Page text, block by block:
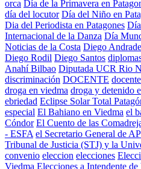
orca Día de la Primavera en
día del locutor Día del Niño en
Dia del Periodista en Patagones
Internacional de la Danza Día
Noticias de la Costa Diego Andrade
Diego Rodil Diego Santos
Anahí Bilbao Diputada UCR Rio
discriminación DOCENTE
droga en viedma droga y detenido
ebriedad Eclipse Solar Total
especial El Bahiano en Viedma el
Cóndor El Cuento de las
- ESFA el Secretario General de
Tribunal de Justicia (STJ) y la
convenio eleccion elecciones
Viedma Elecciones a Intendente